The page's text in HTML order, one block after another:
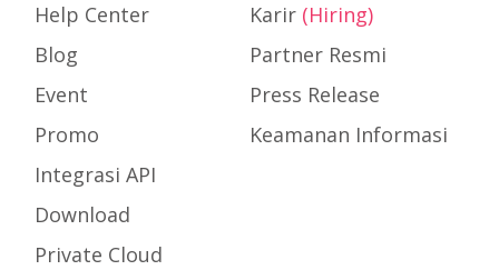
Help Center
Blog
Event
Promo
Integrasi API
Download
Private Cloud
Karir (Hiring)
Partner Resmi
Press Release
Keamanan Informasi